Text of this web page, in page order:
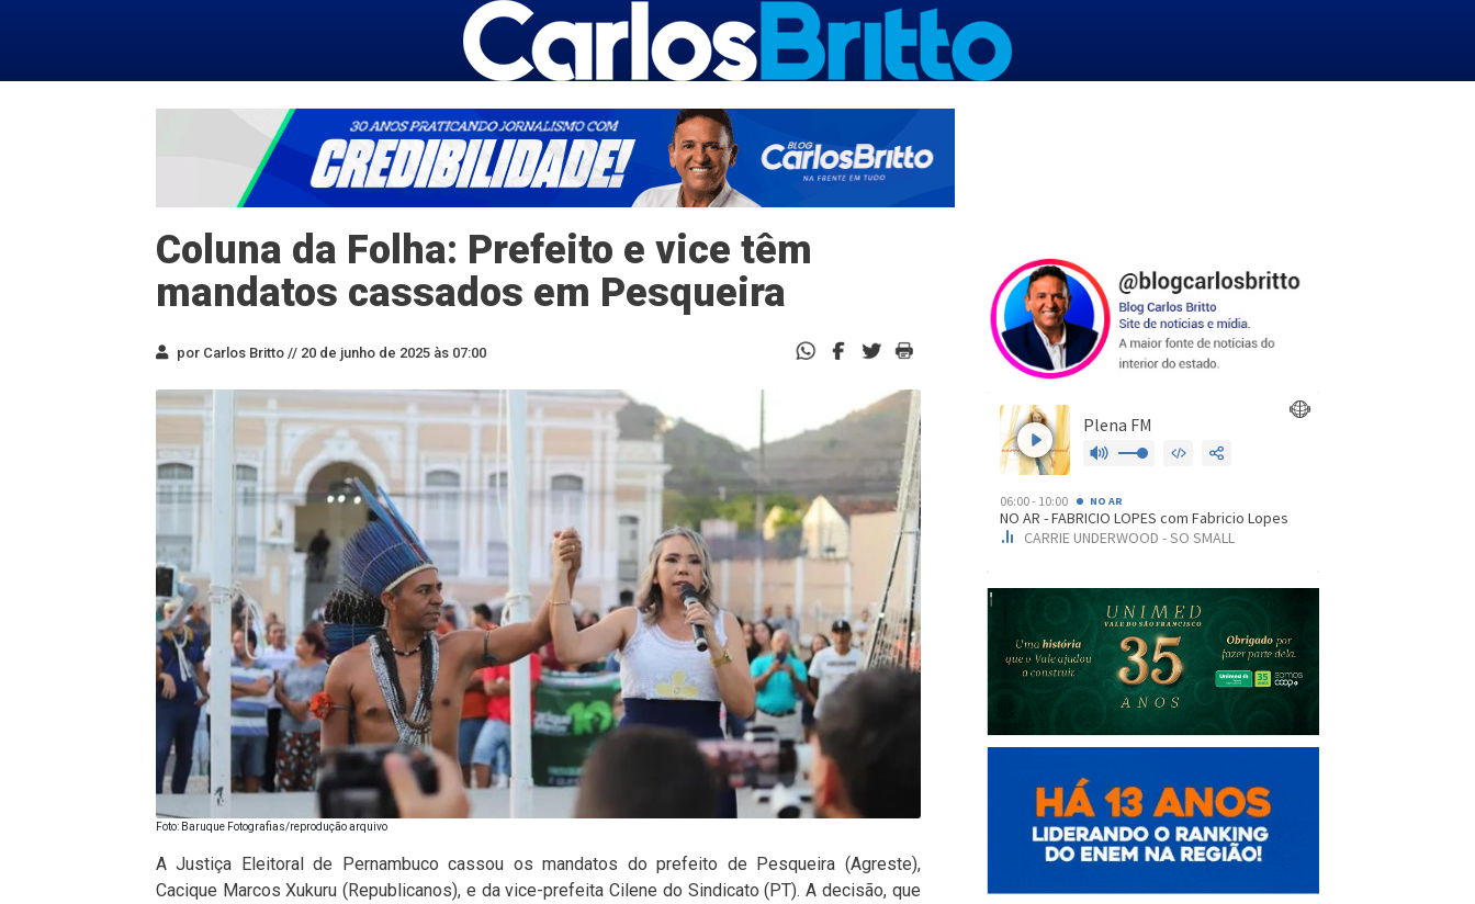
Coluna da Folha: Prefeito e vice têm
mandatos cassados em Pesqueira
por Carlos Britto // 20 de junho de 2025 às 07:00
Foto: Baruque Fotografias/reprodução arquivo
A Justiça Eleitoral de Pernambuco cassou os mandatos do prefeito de Pesqueira (Agreste),
Cacique Marcos Xukuru (Republicanos), e da vice-prefeita Cilene do Sindicato (PT). A decisão, que